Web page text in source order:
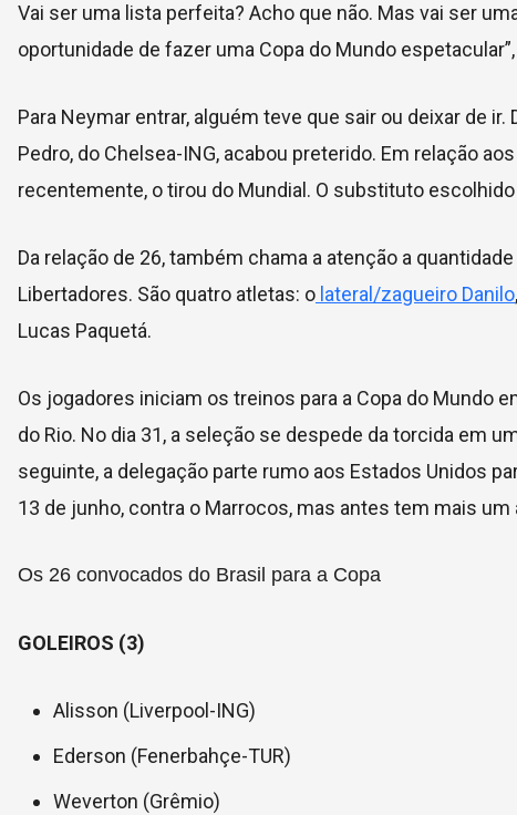
Vai ser uma lista perfeita? Acho que não. Mas vai ser
oportunidade de fazer uma Copa do Mundo
Para Neymar entrar, alguém teve que sair ou deixar de
Pedro, do Chelsea-ING, acabou preterido. Em relação
recentemente, o tirou do Mundial. O substituto
Da relação de 26, também chama a atenção a
Libertadores. São quatro atletas: o lateral/zagueiro Danilo
Lucas Paquetá.
Os jogadores iniciam os treinos para a Copa do Mundo
do Rio. No dia 31, a seleção se despede da torcida em
seguinte, a delegação parte rumo aos Estados Unidos
13 de junho, contra o Marrocos, mas antes tem mais
Os 26 convocados do Brasil para a Copa
GOLEIROS (3)
Alisson (Liverpool-ING)
Ederson (Fenerbahçe-TUR)
Weverton (Grêmio)